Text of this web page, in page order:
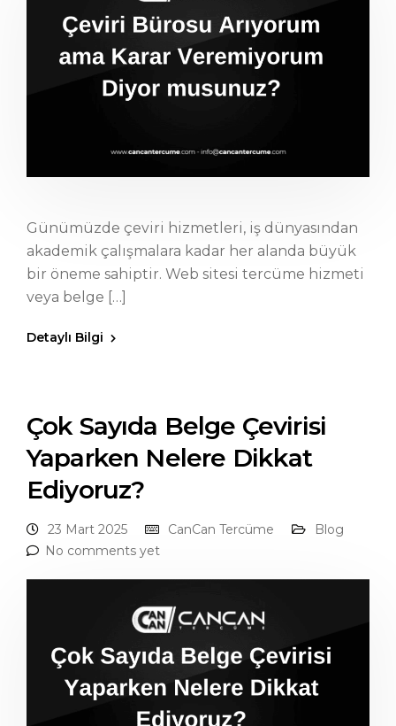
Günümüzde çeviri hizmetleri, iş dünyasından
akademik çalışmalara kadar her alanda büyük
bir öneme sahiptir. Web sitesi tercüme hizmeti
veya belge […]
Detaylı Bilgi
Çok Sayıda Belge Çevirisi
Yaparken Nelere Dikkat
Ediyoruz?
23 Mart 2025 CanCan Tercüme
Blog
No comments yet